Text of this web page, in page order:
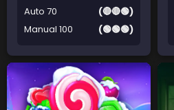
Auto 70
(🔴🔴🟢)
Manual 100
(🟢🟢🟢)